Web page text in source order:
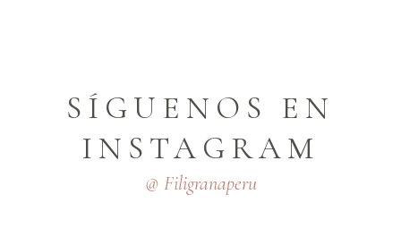
SÍGUENOS EN
INSTAGRAM
@ Filigranaperu